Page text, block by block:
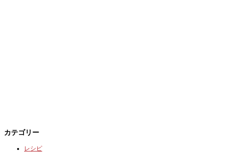
カテゴリー
レシピ